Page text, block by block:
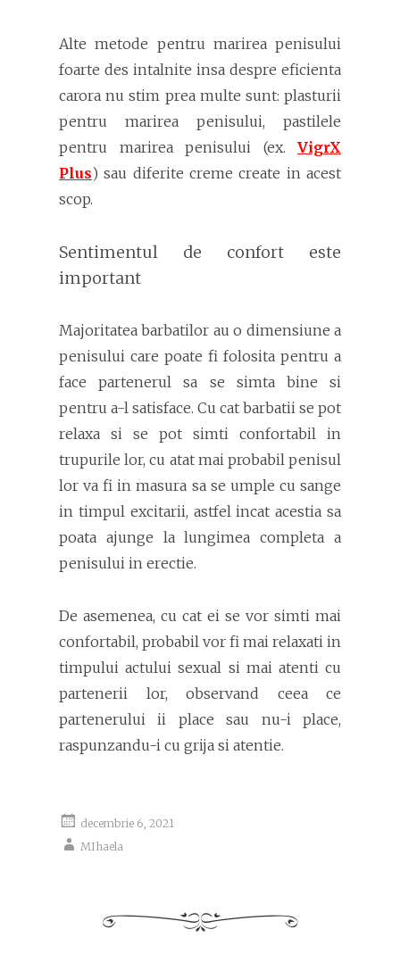
Alte metode pentru marirea penisului
foarte des intalnite insa despre eficienta
carora nu stim prea multe sunt: plasturii
pentru marirea penisului, pastilele
pentru marirea penisului (ex. VigrX
Plus) sau diferite creme create in acest
scop.
Sentimentul de confort este
important
Majoritatea barbatilor au o dimensiune a
penisului care poate fi folosita pentru a
face partenerul sa se simta bine si
pentru a-l satisface. Cu cat barbatii se pot
relaxa si se pot simti confortabil in
trupurile lor, cu atat mai probabil penisul
lor va fi in masura sa se umple cu sange
in timpul excitarii, astfel incat acestia sa
poata ajunge la lungimea completa a
penisului in erectie.
De asemenea, cu cat ei se vor simti mai
confortabil, probabil vor fi mai relaxati in
timpului actului sexual si mai atenti cu
partenerii lor, observand ceea ce
partenerului ii place sau nu-i place,
raspunzandu-i cu grija si atentie.
decembrie 6, 2021
MIhaela